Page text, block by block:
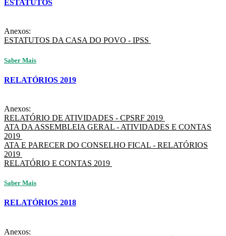
ESTATUTOS
Anexos:
ESTATUTOS DA CASA DO POVO - IPSS
Saber Mais
RELATÓRIOS 2019
Anexos:
RELATÓRIO DE ATIVIDADES - CPSRF 2019
ATA DA ASSEMBLEIA GERAL - ATIVIDADES E CONTAS
2019
ATA E PARECER DO CONSELHO FICAL - RELATÓRIOS
2019
RELATÓRIO E CONTAS 2019
Saber Mais
RELATÓRIOS 2018
Anexos: